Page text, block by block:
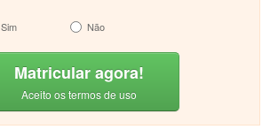
Sim
Não
Matricular agora!
Aceito os termos de uso